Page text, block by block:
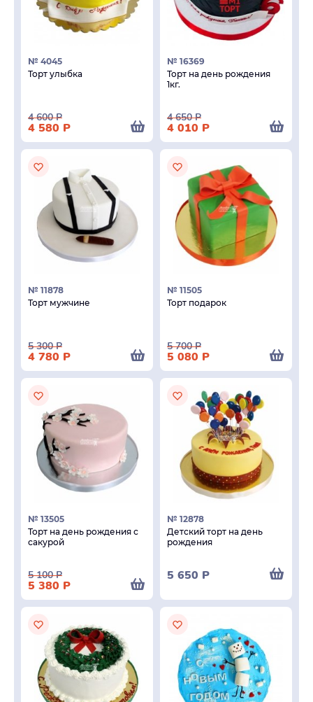
№ 4045
Торт улыбка
4 600Р
4 580 Р
№ 16369
Торт на день рождения
1кг.
4 650Р
4 010 Р
№ 11878
Торт мужчине
5 300Р
4 780 Р
№ 11505
Торт подарок
5 700Р
5 080 Р
№ 13505
Торт на день рождения с
сакурой
5 100Р
5 380 Р
№ 12878
Детский торт на день
рождения
5 650 Р